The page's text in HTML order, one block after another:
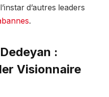
d’autres leaders
.
:
Visionnaire